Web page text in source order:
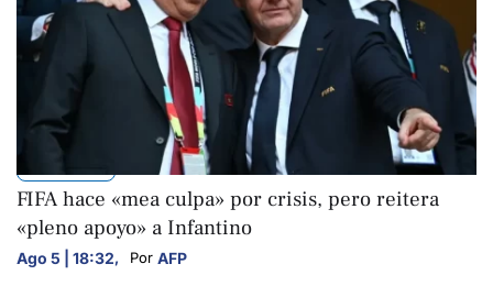
FIFA hace «mea culpa» por crisis, pero reitera
«pleno apoyo» a Infantino
Ago 5 | 18:32, Por AFP